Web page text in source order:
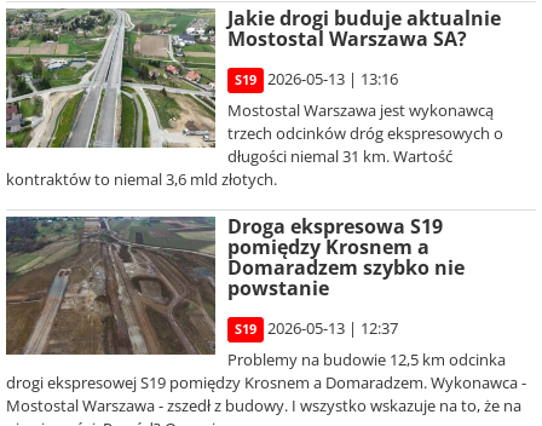
Jakie drogi buduje aktualnie
Mostostal Warszawa SA?
S19
2026-05-13 | 13:16
Mostostal Warszawa jest wykonawcą
trzech odcinków dróg ekspresowych o
długości niemal 31 km. Wartość
kontraktów to niemal 3,6 mld złotych.
Droga ekspresowa S19
pomiędzy Krosnem a
Domaradzem szybko nie
powstanie
S19
2026-05-13 | 12:37
Problemy na budowie 12,5 km odcinka
drogi ekspresowej S19 pomiędzy Krosnem a Domaradzem. Wykonawca -
Mostostal Warszawa - zszedł z budowy. I wszystko wskazuje na to, że na